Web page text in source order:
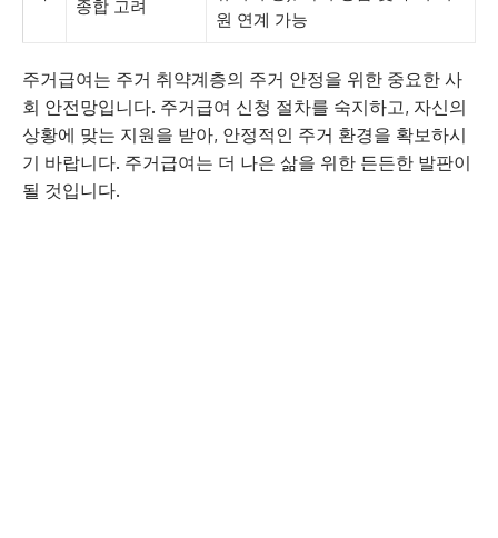
종합 고려
원 연계 가능
주거급여는 주거 취약계층의 주거 안정을 위한 중요한 사
회 안전망입니다. 주거급여 신청 절차를 숙지하고, 자신의
상황에 맞는 지원을 받아, 안정적인 주거 환경을 확보하시
기 바랍니다. 주거급여는 더 나은 삶을 위한 든든한 발판이
될 것입니다.